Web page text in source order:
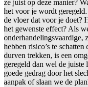
ze juist op deze manier?
het voor je wordt
de vloer dat voor je doet?
het gewenste effect? Als
onderhandelingsvaardige,
hebben risico’s te
durven trekken, is een
geregeld dan wel de juiste
goede gedrag door het
aanpak of slaan we de